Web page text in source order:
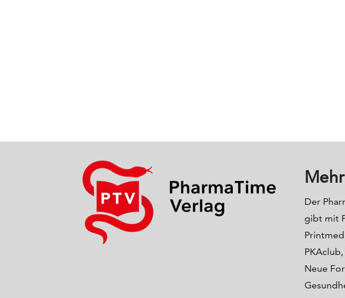
Der
gibt mit
Neue